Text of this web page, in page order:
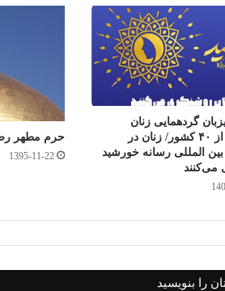
گردهمایی زنان
رسانه‌ای از ۴۰ کشور/ زنان در
المللی رسانه خورشید
می‌کنند
حرم مطهر
1395-11-22
را بنویسید